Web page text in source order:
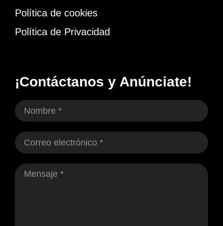
Política de cookies
Política de Privacidad
¡Contáctanos y Anúnciate!